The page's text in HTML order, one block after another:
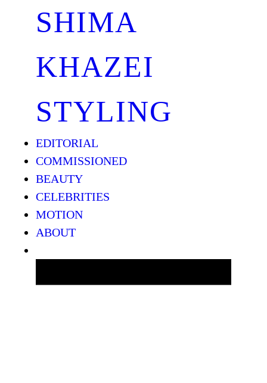
SHIMA
KHAZEI
STYLING
EDITORIAL
COMMISSIONED
BEAUTY
CELEBRITIES
MOTION
ABOUT